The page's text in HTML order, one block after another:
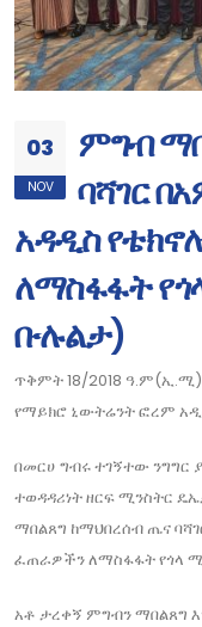
03
NOV
ምግብ
ባሻገር
አዳዲስ
ለማስፋፋት
ቡሉልታ)
ጥቅምት 18/2018 ዓ.ም(ኢ.ሚ)
የማይክሮ ኒውትሬንት ፎረም አዲስ
በመርሀ ግብሩ ተገኝተው ንግግር
ተወዳዳሪነት ዘርፍ ሚንስትር
ማበልጸግ ከማህበረሰብ ጤና
ፈጠራዎችን ለማስፋፋት የጎላ
አቶ ታረቀኝ ምግብን ማበልጸግ